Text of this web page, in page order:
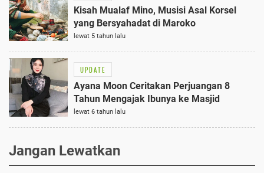
Kisah Mualaf Mino, Musisi Asal Korsel
yang Bersyahadat di Maroko
lewat 5 tahun lalu
UPDATE
Ayana Moon Ceritakan Perjuangan 8
Tahun Mengajak Ibunya ke Masjid
lewat 6 tahun lalu
Jangan Lewatkan